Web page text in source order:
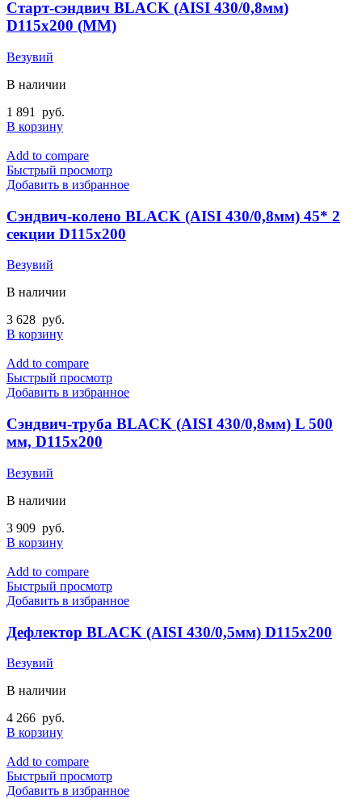
Старт-сэндвич BLACK (AISI 430/0,8мм)
D115х200 (ММ)
Везувий
В наличии
1 891
руб.
В корзину
Add to compare
Быстрый просмотр
Добавить в избранное
Сэндвич-колено BLACK (AISI 430/0,8мм) 45* 2
секции D115х200
Везувий
В наличии
3 628 руб.
В корзину
Add to compare
Быстрый просмотр
Добавить в избранное
Сэндвич-труба BLACK (AISI 430/0,8мм) L 500
мм, D115х200
Везувий
В наличии
3 909 руб.
В корзину
Add to compare
Быстрый просмотр
Добавить в избранное
Дефлектор BLACK (AISI 430/0,5мм) D115х200
Везувий
В наличии
4 266 руб.
В корзину
Add to compare
Быстрый просмотр
Добавить в избранное